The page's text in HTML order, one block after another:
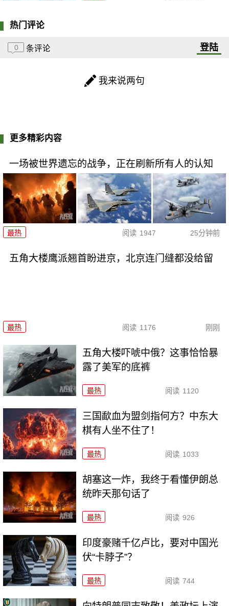
热门评论
0 条评论 登陆
我来说两句
更多精彩内容
一场被世界遗忘的战争，正在刷新所有人的认知
最热 阅读 1947 25分钟前
五角大楼鹰派翘首盼进京，北京连门缝都没给留
最热 阅读 1176 刚刚
五角大楼吓唬中俄？这事恰恰暴
露了美军的底裤
最热 阅读 1120
三国歃血为盟剑指何方？中东大
棋有人坐不住了！
最热 阅读 1033
胡塞这一炸，我终于看懂伊朗总
统昨天那句话了
最热 阅读 926
印度豪赌千亿卢比，要对中国光
伏“卡脖子”？
最热 阅读 744